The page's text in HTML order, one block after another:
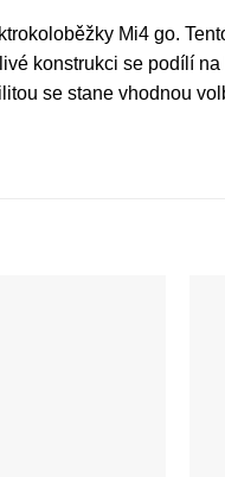
Mi4 go.
konstrukci se podílí
se stane vhodnou